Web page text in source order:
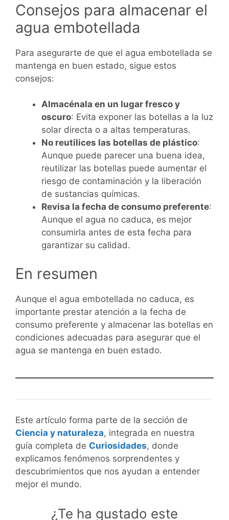
Consejos para almacenar el
agua embotellada
Para asegurarte de que el agua embotellada se
mantenga en buen estado, sigue estos
consejos:
Almacénala en un lugar fresco y
oscuro: Evita exponer las botellas a la luz
solar directa o a altas temperaturas.
No reutilices las botellas de plástico:
Aunque puede parecer una buena idea,
reutilizar las botellas puede aumentar el
riesgo de contaminación y la liberación
de sustancias químicas.
Revisa la fecha de consumo preferente:
Aunque el agua no caduca, es mejor
consumirla antes de esta fecha para
garantizar su calidad.
En resumen
Aunque el agua embotellada no caduca, es
importante prestar atención a la fecha de
consumo preferente y almacenar las botellas en
condiciones adecuadas para asegurar que el
agua se mantenga en buen estado.
Este artículo forma parte de la sección de
Ciencia y naturaleza, integrada en nuestra
guía completa de Curiosidades, donde
explicamos fenómenos sorprendentes y
descubrimientos que nos ayudan a entender
mejor el mundo.
¿Te ha gustado este